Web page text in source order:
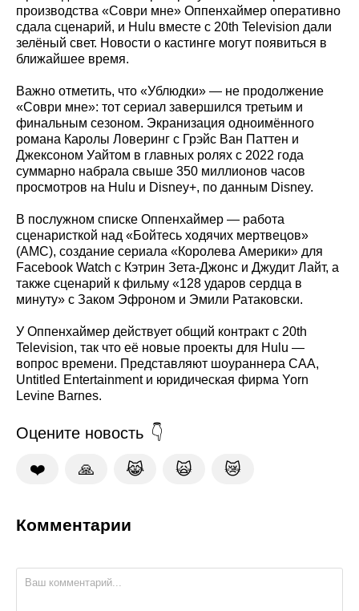
производства «Соври мне» Оппенхаймер оперативно
сдала сценарий, и Hulu вместе с 20th Television дали
зелёный свет. Новости о кастинге могут появиться в
ближайшее время.
Важно отметить, что «Ублюдки» — не продолжение
«Соври мне»: тот сериал завершился третьим и
финальным сезоном. Экранизация одноимённого
романа Каролы Ловеринг с Грэйс Ван Паттен и
Джексоном Уайтом в главных ролях с 2022 года
суммарно набрала свыше 350 миллионов часов
просмотров на Hulu и Disney+, по данным Disney.
В послужном списке Оппенхаймер — работа
сценаристкой над «Бойтесь ходячих мертвецов»
(AMC), создание сериала «Королева Америки» для
Facebook Watch с Кэтрин Зета-Джонс и Джудит Лайт, а
также сценарий к фильму «128 ударов сердца в
минуту» с Заком Эфроном и Эмили Ратаковски.
У Оппенхаймер действует общий контракт с 20th
Television, так что её новые проекты для Hulu —
вопрос времени. Представляют шоураннера CAA,
Untitled Entertainment и юридическая фирма Yorn
Levine Barnes.
Оцените новость
❤️ 🙏 😹 🙀 😿
Комментарии